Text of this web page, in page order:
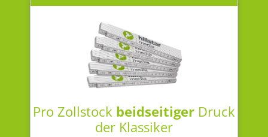
Pro Zollstock beidseitiger Druck
der Klassiker